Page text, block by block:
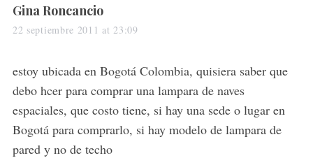
s
a
s
:
Gina Roncancio
22 septiembre 2011 at 23:09
estoy ubicada en Bogotá Colombia, quisiera saber que
debo hcer para comprar una lampara de naves
espaciales, que costo tiene, si hay una sede o lugar en
Bogotá para comprarlo, si hay modelo de lampara de
pared y no de techo